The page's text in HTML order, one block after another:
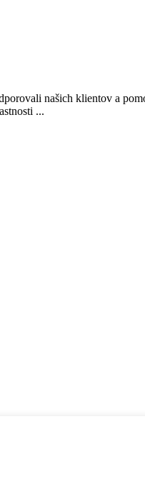
našich klientov a
...